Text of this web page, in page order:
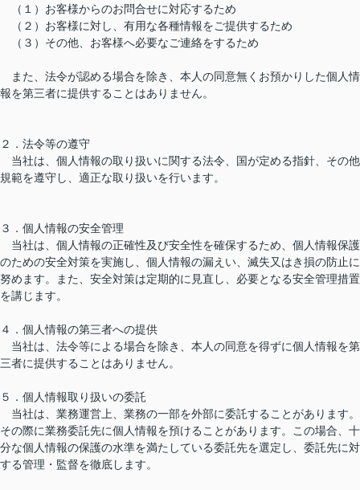
（１）お客様からのお問合せに対応するため
（２）お客様に対し、有用な各種情報をご提供するため
（３）その他、お客様へ必要なご連絡をするため
また、法令が認める場合を除き、本人の同意無くお預かりした個人情
報を第三者に提供することはありません。
２．法令等の遵守
当社は、個人情報の取り扱いに関する法令、国が定める指針、その他
規範を遵守し、適正な取り扱いを行います。
３．個人情報の安全管理
当社は、個人情報の正確性及び安全性を確保するため、個人情報保護
のための安全対策を実施し、個人情報の漏えい、滅失又はき損の防止に
努めます。また、安全対策は定期的に見直し、必要となる安全管理措置
を講じます。
４．個人情報の第三者への提供
当社は、法令等による場合を除き、本人の同意を得ずに個人情報を第
三者に提供することはありません。
５．個人情報取り扱いの委託
当社は、業務運営上、業務の一部を外部に委託することがあります。
その際に業務委託先に個人情報を預けることがあります。この場合、十
分な個人情報の保護の水準を満たしている委託先を選定し、委託先に対
する管理・監督を徹底します。